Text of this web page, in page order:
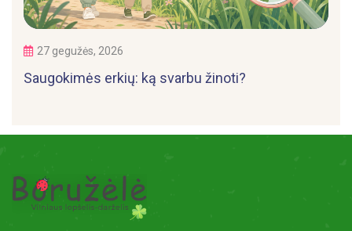
27 gegužės, 2026
Saugokimės erkių: ką svarbu žinoti?